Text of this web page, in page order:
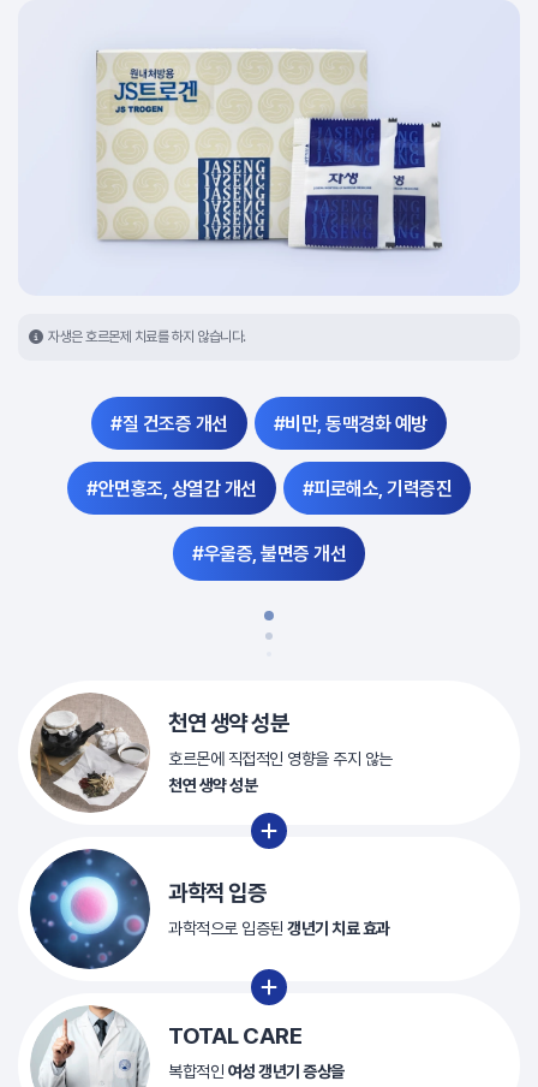
자생은 호르몬제 치료를 하지 않습니다.
#질 건조증 개선 #비만, 동맥경화 예방
#안면홍조, 상열감 개선 #피로해소, 기력증진
#우울증, 불면증 개선
천연 생약 성분
호르몬에 직접적인 영향을 주지 않는
천연 생약 성분
과학적 입증
과학적으로 입증된 갱년기 치료 효과
TOTAL CARE
복합적인 여성 갱년기 증상을